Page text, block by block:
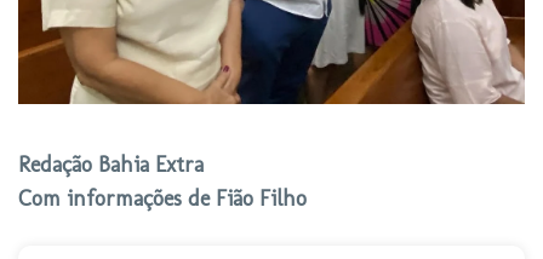
Redação Bahia Extra
Com informações de Fião Filho